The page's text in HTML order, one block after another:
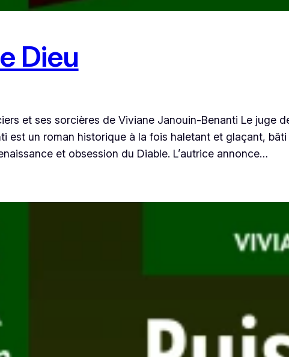
Dieu
et ses sorcières de Viviane Janouin-Benanti Le juge
est un roman historique à la fois haletant et glaçant,
et obsession du Diable. L’autrice annonce…